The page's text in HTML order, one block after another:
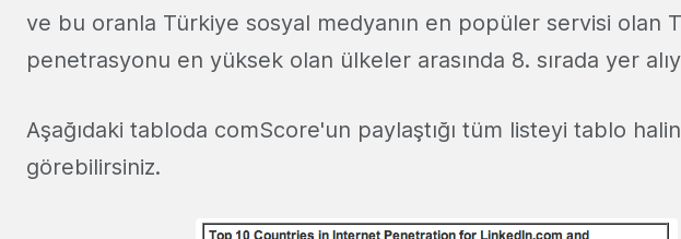
ve bu oranla Türkiye sosyal medyanın en popüler servisi olan
penetrasyonu en yüksek olan ülkeler arasında 8. sırada yer
Aşağıdaki tabloda comScore'un paylaştığı tüm listeyi tablo
görebilirsiniz.